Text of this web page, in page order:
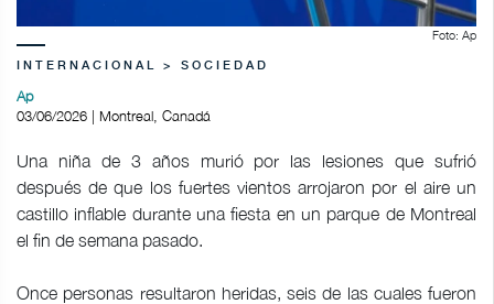
Foto: Ap
INTERNACIONAL > SOCIEDAD
Ap
03/06/2026 | Montreal, Canadá
Una niña de 3 años murió por las lesiones que sufrió
después de que los fuertes vientos arrojaron por el aire un
castillo inflable durante una fiesta en un parque de Montreal
el fin de semana pasado.
Once personas resultaron heridas, seis de las cuales fueron